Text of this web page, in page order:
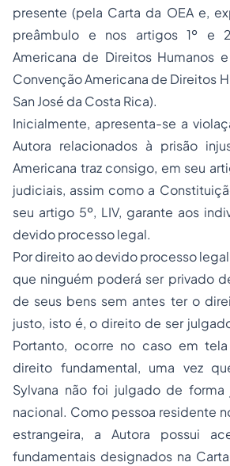
presente (pela Carta da OEA e,
preâmbulo e nos artigos 1º e
Americana de Direitos Humanos
Convenção Americana de Direitos
San José da Costa Rica).
Inicialmente, apresenta-se a
Autora relacionados à prisão
Americana traz consigo, em seu
judiciais, assim como a
seu artigo 5º, LIV, garante aos
devido processo legal.
Por direito ao devido processo
que ninguém poderá ser privado
de seus bens sem antes ter o
justo, isto é, o direito de ser
Portanto, ocorre no caso em
direito fundamental, uma vez
Sylvana não foi julgado de
nacional. Como pessoa residente
estrangeira, a Autora possui
fundamentais designados na